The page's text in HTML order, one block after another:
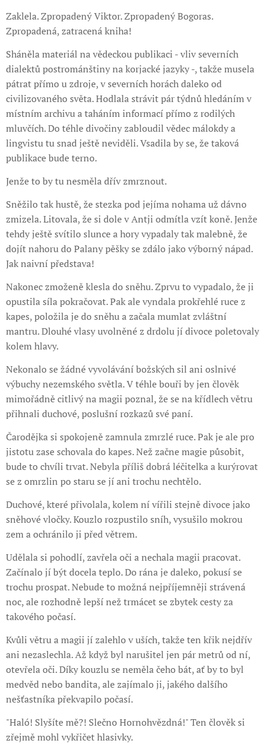
Zaklela. Zpropadený Viktor. Zpropadený Bogoras.
Zpropadená, zatracená kniha!
Sháněla materiál na vědeckou publikaci - vliv severních
dialektů postrománštiny na korjacké jazyky -, takže musela
pátrat přímo u zdroje, v severních horách daleko od
civilizovaného světa. Hodlala strávit pár týdnů hledáním v
místním archivu a taháním informací přímo z rodilých
mluvčích. Do téhle divočiny zabloudil vědec málokdy a
lingvistu tu snad ještě neviděli. Vsadila by se, že taková
publikace bude terno.
Jenže to by tu nesměla dřív zmrznout.
Sněžilo tak hustě, že stezka pod jejíma nohama už dávno
zmizela. Litovala, že si dole v Antji odmítla vzít koně. Jenže
tehdy ještě svítilo slunce a hory vypadaly tak malebně, že
dojít nahoru do Palany pěšky se zdálo jako výborný nápad.
Jak naivní představa!
Nakonec zmoženě klesla do sněhu. Zprvu to vypadalo, že ji
opustila síla pokračovat. Pak ale vyndala prokřehlé ruce z
kapes, položila je do sněhu a začala mumlat zvláštní
mantru. Dlouhé vlasy uvolněné z drdolu jí divoce poletovaly
kolem hlavy.
Nekonalo se žádné vyvolávání božských sil ani oslnivé
výbuchy nezemského světla. V téhle bouři by jen člověk
mimořádně citlivý na magii poznal, že se na křídlech větru
přihnali duchové, poslušní rozkazů své paní.
Čarodějka si spokojeně zamnula zmrzlé ruce. Pak je ale pro
jistotu zase schovala do kapes. Než začne magie působit,
bude to chvíli trvat. Nebyla příliš dobrá léčitelka a kurýrovat
se z omrzlin po staru se jí ani trochu nechtělo.
Duchové, které přivolala, kolem ní vířili stejně divoce jako
sněhové vločky. Kouzlo rozpustilo sníh, vysušilo mokrou
zem a ochránilo ji před větrem.
Udělala si pohodlí, zavřela oči a nechala magii pracovat.
Začínalo jí být docela teplo. Do rána je daleko, pokusí se
trochu prospat. Nebude to možná nejpříjemněji strávená
noc, ale rozhodně lepší než trmácet se zbytek cesty za
takového počasí.
Kvůli větru a magii jí zalehlo v uších, takže ten křik nejdřív
ani nezaslechla. Až když byl narušitel jen pár metrů od ní,
otevřela oči. Díky kouzlu se neměla čeho bát, ať by to byl
medvěd nebo bandita, ale zajímalo ji, jakého dalšího
nešťastníka překvapilo počasí.
"Haló! Slyšíte mě?! Slečno Hornohvězdná!" Ten člověk si
zřejmě mohl vykřičet hlasivky.